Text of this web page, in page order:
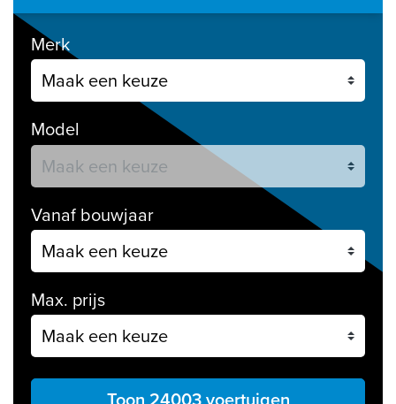
Merk
Model
Vanaf bouwjaar
Max. prijs